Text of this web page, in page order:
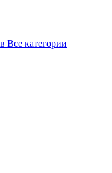
Все категории